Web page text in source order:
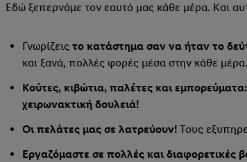
Εδώ ξεπερνάμε τον εαυτό μας κάθε μέρα. Και
Γνωρίζεις το κατάστημα σαν να ήταν το
και ξανά, πολλές φορές μέσα στην κάθε μέρα.
Κούτες, κιβώτια, παλέτες και εμπορεύματα:
χειρωνακτική δουλειά!
Οι πελάτες μας σε λατρεύουν! Τους
Εργαζόμαστε σε πολλές και διαφορετικές